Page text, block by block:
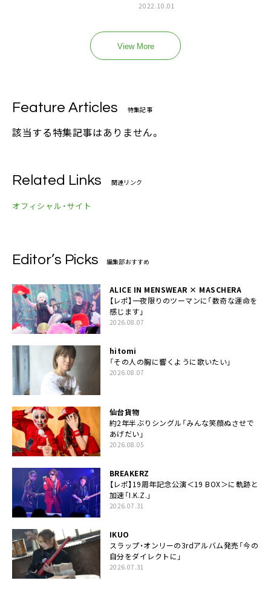
2022.10.01
View More
Feature Articles 特集記事
該当する特集記事はありません。
Related Links 関連リンク
オフィシャル・サイト
Editor’s Picks 編集部おすすめ
ALICE IN MENSWEAR × MASCHERA
【レポ】一夜限りのツーマンに「数奇な運命を
感じます」
2026.08.07
hitomi
「その人の胸に響くように歌いたい」
2026.08.07
仙台貨物
約2年半ぶりシングル「みんな笑顔ぬさせで
あげだい」
2026.08.05
BREAKERZ
【レポ】19周年記念公演＜19 BOX＞に軌跡と
加速「I.K.Z.」
2026.07.31
IKUO
スラップ・オンリーの3rdアルバム発売「今の
自分をダイレクトに」
2026.07.31